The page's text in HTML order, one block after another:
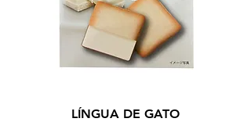
LÍNGUA DE GATO